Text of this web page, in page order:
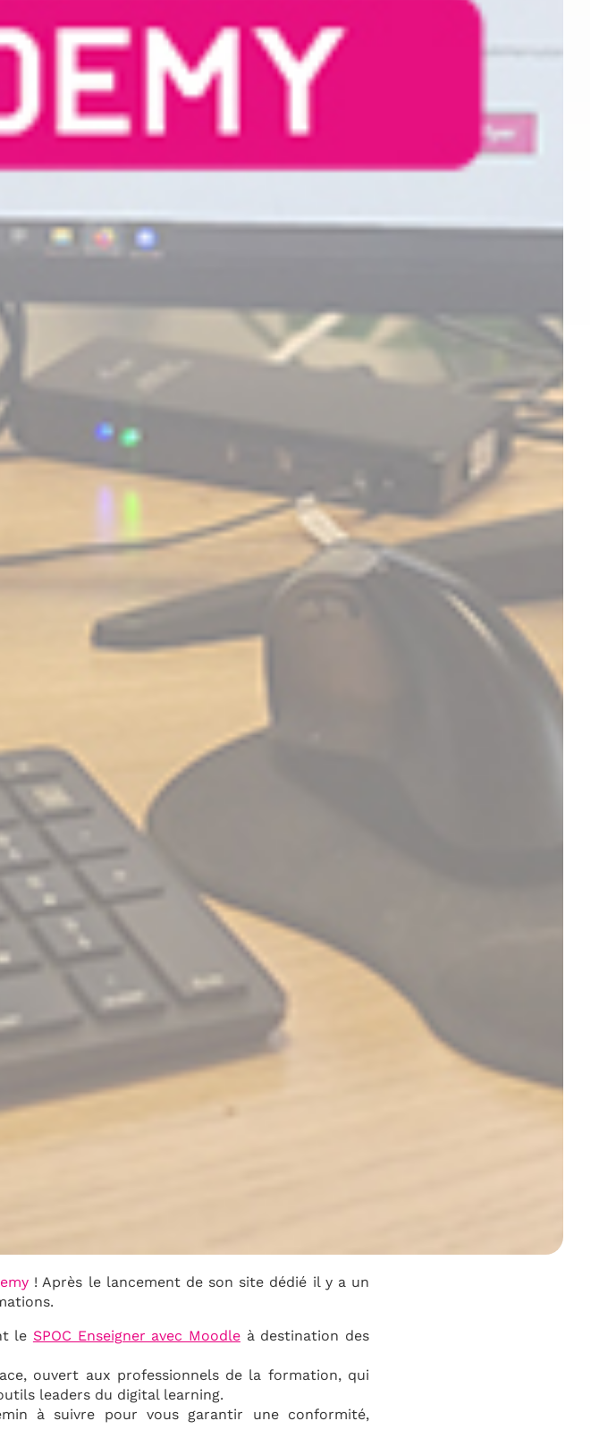
! Après le lancement de son site dédié il y a un
le SPOC Enseigner avec Moodleà destination des
ouvert aux professionnels de la formation, qui
leaders du digital learning.
à suivre pour vous garantir une conformité,